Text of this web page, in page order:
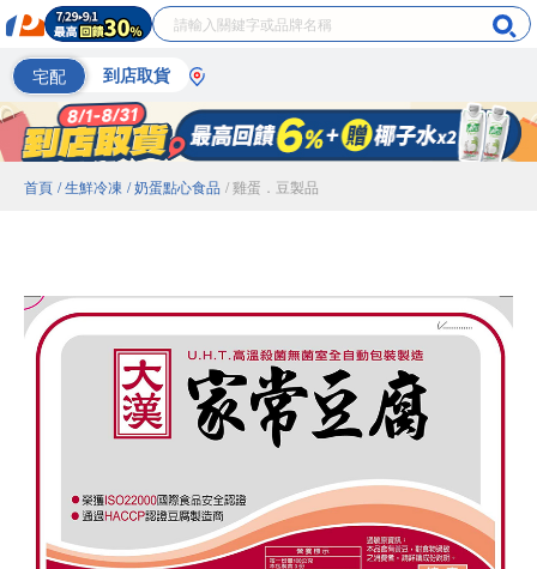
宅配 到店取貨
首頁 / 生鮮冷凍 / 奶蛋點心食品 / 雞蛋．豆製品